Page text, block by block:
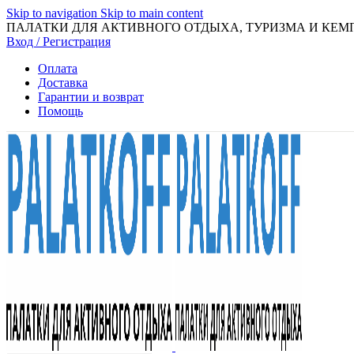
Skip to navigation Skip to main content
ПАЛАТКИ ДЛЯ АКТИВНОГО ОТДЫХА, ТУРИЗМА И
Вход / Регистрация
Оплата
Доставка
Гарантии и возврат
Помощь